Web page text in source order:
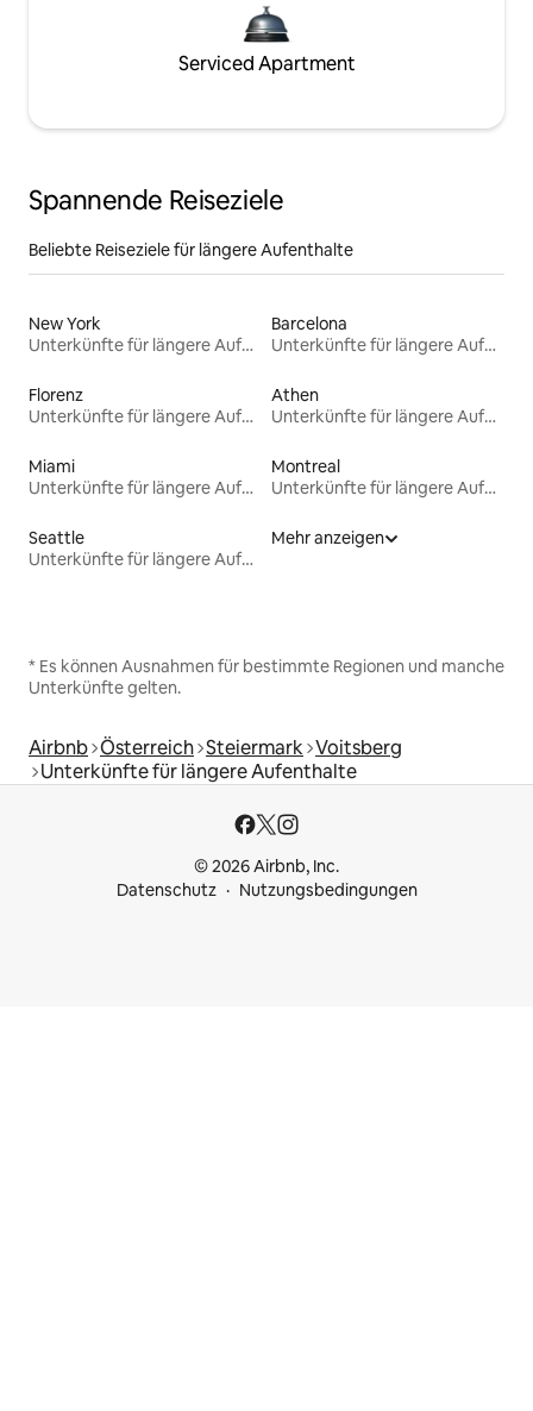
Serviced Apartment
Spannende Reiseziele
Beliebte Reiseziele für längere Aufenthalte
New York
Unterkünfte für längere Aufenthalte
Barcelona
Unterkünfte für längere Aufenthalte
Florenz
Unterkünfte für längere Aufenthalte
Athen
Unterkünfte für längere Aufenthalte
Miami
Unterkünfte für längere Aufenthalte
Montreal
Unterkünfte für längere Aufenthalte
Seattle
Unterkünfte für längere Aufenthalte
Mehr anzeigen
* Es können Ausnahmen für bestimmte Regionen und manche
Unterkünfte gelten.
Airbnb Österreich Steiermark Voitsberg
Unterkünfte für längere Aufenthalte
© 2026 Airbnb, Inc.
Datenschutz
Nutzungsbedingungen